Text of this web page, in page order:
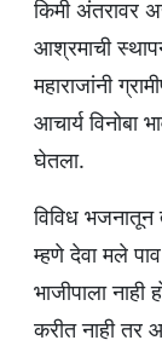
किमी अंतरावर
आश्रमाची
महाराजांनी
आचार्य विनोबा
घेतला.
विविध भजनातून
म्हणे देवा मले
भाजीपाला
करीत नाही तर